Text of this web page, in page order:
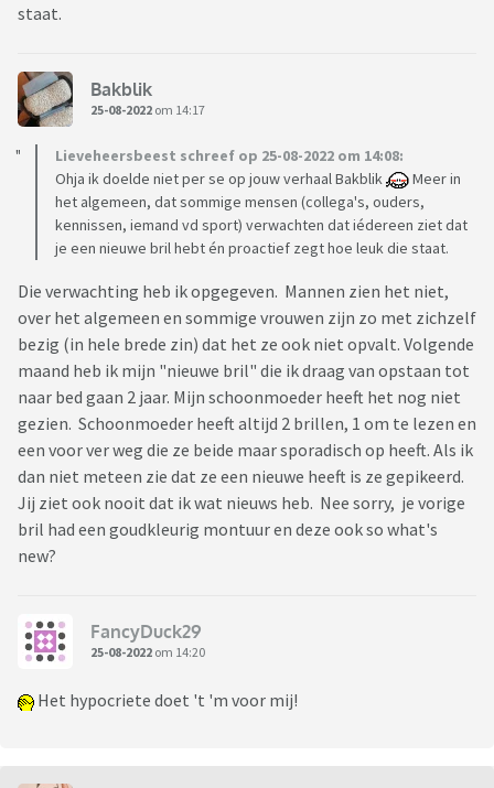
staat.
Bakblik
25-08-2022 om 14:17
Lieveheersbeest schreef op 25-08-2022 om 14:08:
Ohja ik doelde niet per se op jouw verhaal Bakblik
Meer in
het algemeen, dat sommige mensen (collega's, ouders,
kennissen, iemand vd sport) verwachten dat iédereen ziet dat
je een nieuwe bril hebt én proactief zegt hoe leuk die staat.
Die verwachting heb ik opgegeven. Mannen zien het niet,
over het algemeen en sommige vrouwen zijn zo met zichzelf
bezig (in hele brede zin) dat het ze ook niet opvalt. Volgende
maand heb ik mijn "nieuwe bril" die ik draag van opstaan tot
naar bed gaan 2 jaar. Mijn schoonmoeder heeft het nog niet
gezien. Schoonmoeder heeft altijd 2 brillen, 1 om te lezen en
een voor ver weg die ze beide maar sporadisch op heeft. Als ik
dan niet meteen zie dat ze een nieuwe heeft is ze gepikeerd.
Jij ziet ook nooit dat ik wat nieuws heb. Nee sorry, je vorige
bril had een goudkleurig montuur en deze ook so what's
new?
FancyDuck29
25-08-2022 om 14:20
Het hypocriete doet 't 'm voor mij!